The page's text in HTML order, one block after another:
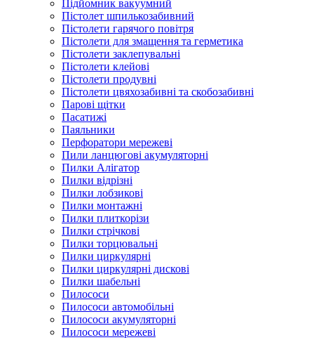
Підйомник вакуумний
Пістолет шпилькозабивний
Пістолети гарячого повітря
Пістолети для змащення та герметика
Пістолети заклепувальні
Пістолети клейові
Пістолети продувні
Пістолети цвяхозабивні та скобозабивні
Парові щітки
Пасатижі
Паяльники
Перфоратори мережеві
Пили ланцюгові акумуляторні
Пилки Алігатор
Пилки відрізні
Пилки лобзикові
Пилки монтажні
Пилки плиткорізи
Пилки стрічкові
Пилки торцювальні
Пилки циркулярні
Пилки циркулярні дискові
Пилки шабельні
Пилососи
Пилососи автомобільні
Пилососи акумуляторні
Пилососи мережеві